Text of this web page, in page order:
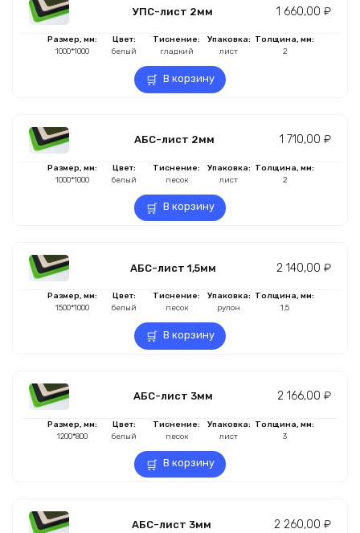
УПС-лист 2мм 1 660,00 ₽
Размер, мм:
1000*1000
Цвет:
белый
Тиснение:
гладкий
Упаковка:
лист
Толщина, мм:
2
В корзину
АБС-лист 2мм 1 710,00 ₽
Размер, мм:
1000*1000
Цвет:
белый
Тиснение:
песок
Упаковка:
лист
Толщина, мм:
2
В корзину
АБС-лист 1,5мм 2 140,00 ₽
Размер, мм:
1500*1000
Цвет:
белый
Тиснение:
песок
Упаковка:
рулон
Толщина, мм:
1,5
В корзину
АБС-лист 3мм 2 166,00 ₽
Размер, мм:
1200*800
Цвет:
белый
Тиснение:
песок
Упаковка:
лист
Толщина, мм:
3
В корзину
АБС-лист 3мм 2 260,00 ₽